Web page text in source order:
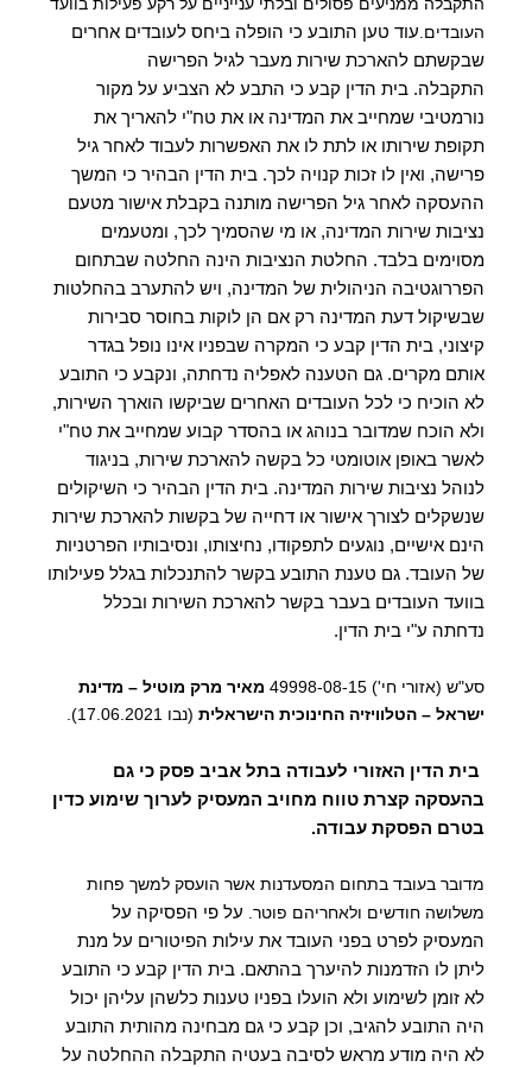
התקבלה ממניעים פסולים ובלתי ענייניים על רקע פעילות בוועד
העובדים.עוד טען התובע כי הופלה ביחס לעובדים אחרים
שבקשתם להארכת שירות מעבר לגיל הפרישה
התקבלה. בית הדין קבע כי התבע לא הצביע על מקור
נורמטיבי שמחייב את המדינה או את טח"י להאריך את
תקופת שירותו או לתת לו את האפשרות לעבוד לאחר גיל
פרישה, ואין לו זכות קנויה לכך. בית הדין הבהיר כי המשך
ההעסקה לאחר גיל הפרישה מותנה בקבלת אישור מטעם
נציבות שירות המדינה, או מי שהסמיך לכך, ומטעמים
מסוימים בלבד. החלטת הנציבות הינה החלטה שבתחום
הפררוגטיבה הניהולית של המדינה, ויש להתערב בהחלטות
שבשיקול דעת המדינה רק אם הן לוקות בחוסר סבירות
קיצוני, בית הדין קבע כי המקרה שבפניו אינו נופל בגדר
אותם מקרים. גם הטענה לאפליה נדחתה, ונקבע כי התובע
לא הוכיח כי לכל העובדים האחרים שביקשו הוארך השירות,
ולא הוכח שמדובר בנוהג או בהסדר קבוע שמחייב את טח"י
לאשר באופן אוטומטי כל בקשה להארכת שירות, בניגוד
לנוהל נציבות שירות המדינה. בית הדין הבהיר כי השיקולים
שנשקלים לצורך אישור או דחייה של בקשות להארכת שירות
הינם אישיים, נוגעים לתפקודו, נחיצותו, ונסיבותיו הפרטניות
של העובד. גם טענת התובע בקשר להתנכלות בגלל פעילותו
בוועד העובדים בעבר בקשר להארכת השירות ובכלל
נדחתה ע"י בית הדין.
סע"ש (אזורי חי') 49998-08-15
מאיר מרק מוטיל – מדינת
ישראל – הטלוויזיה החינוכית הישראלית (נבו 17.06.2021)‏‏.
בית הדין האזורי לעבודה בתל אביב פסק כי גם
בהעסקה קצרת טווח מחויב המעסיק לערוך שימוע כדין
בטרם הפסקת עבודה.
מדובר בעובד בתחום המסעדנות אשר הועסק למשך פחות
משלושה חודשים ולאחריהם פוטר. על פי הפסיקה על
המעסיק לפרט בפני העובד את עילות הפיטורים על מנת
ליתן לו הזדמנות להיערך בהתאם. בית הדין קבע כי התובע
לא זומן לשימוע ולא הועלו בפניו טענות כלשהן עליהן יכול
היה התובע להגיב, וכן קבע כי גם מבחינה מהותית התובע
לא היה מודע מראש לסיבה בעטיה התקבלה ההחלטה על